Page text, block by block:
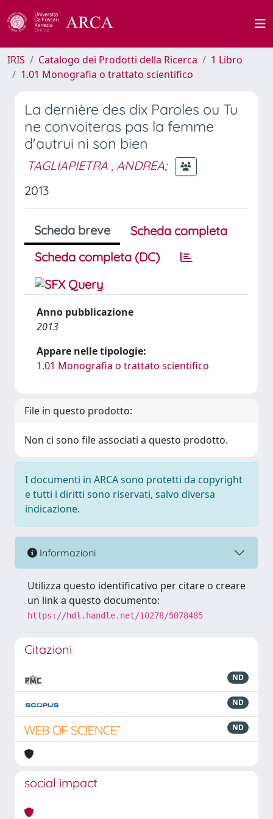
IRIS Catalogo dei Prodotti della Ricerca
1 Libro
1.01 Monografia o trattato scientifico
La dernière des dix Paroles ou Tu
ne convoiteras pas la femme
d'autrui ni son bien
TAGLIAPIETRA , ANDREA;
2013
Scheda breve
Scheda completa
Scheda completa (DC)
Anno pubblicazione
2013
Appare nelle tipologie:
1.01 Monografia o trattato scientifico
File in questo prodotto:
Non ci sono file associati a questo prodotto.
I documenti in ARCA sono protetti da copyright
e tutti i diritti sono riservati, salvo diversa
indicazione.
Informazioni
Utilizza questo identificativo per citare o creare
un link a questo documento:
https://hdl.handle.net/10278/5078485
Citazioni
ND
ND
ND
social impact